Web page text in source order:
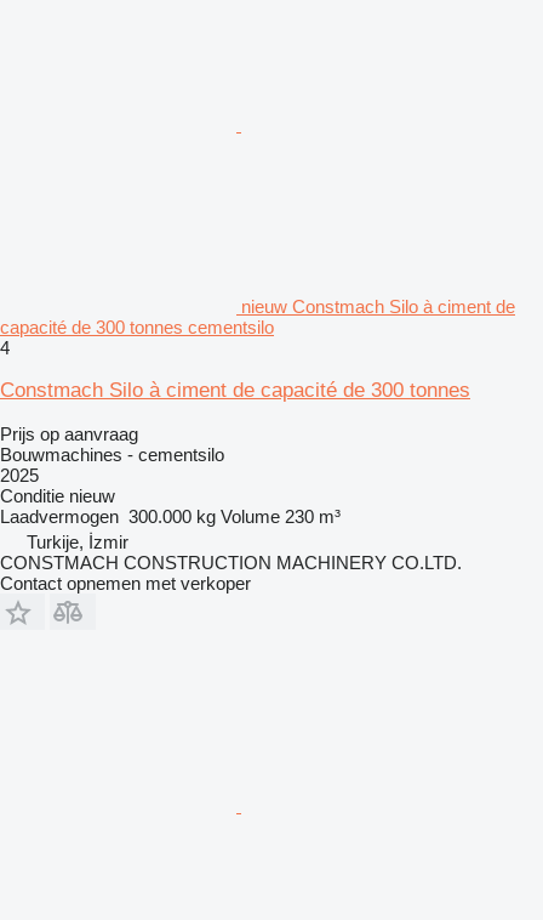
nieuw Constmach Silo à ciment de
capacité de 300 tonnes cementsilo
4
Constmach Silo à ciment de capacité de 300 tonnes
Prijs op aanvraag
Bouwmachines - cementsilo
2025
Conditie nieuw
Laadvermogen 300.000 kg Volume 230 m³
Turkije, İzmir
CONSTMACH CONSTRUCTION MACHINERY CO.LTD.
Contact opnemen met verkoper